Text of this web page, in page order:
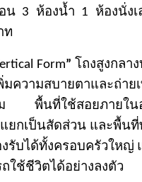
น 3 ห้องน้ำ 1 ห้องนั่ง
ท
Form” โถงสูงกลา
มความสบายตาและถ่าย
าม พื้นที่ใช้สอยภายใน
กเป็นสัดส่วน และพื้นที่
งรับได้ทั้งครอบครัวใหญ่
ใช้ชีวิตได้อย่างลงตัว